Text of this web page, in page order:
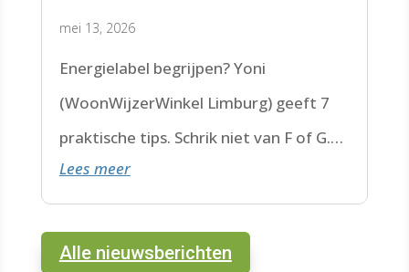
mei 13, 2026
Energielabel begrijpen? Yoni
(WoonWijzerWinkel Limburg) geeft 7
praktische tips. Schrik niet van F of G.
Check de datum. Lees hier verder.
Lees meer
Alle nieuwsberichten